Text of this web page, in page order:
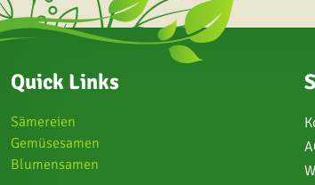
Quick Links
Sämereien
Gemüsesamen
Blumensamen